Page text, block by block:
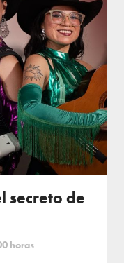
secreto de
horas